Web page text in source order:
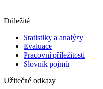
Důležité
Statistiky a analýzy
Evaluace
Pracovní příležitosti
Slovník pojmů
Užitečné odkazy